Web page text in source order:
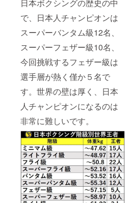
日本ボクシングの歴史の中
で、日本人チャンピオンは
スーパーバンタム級12名、
スーパーフェザー級10名、
今回挑戦するフェザー級は
選手層が熱く僅か５名で
す。世界の壁は厚く、日本
人チャンピオンになるのは
非常に難しいです。